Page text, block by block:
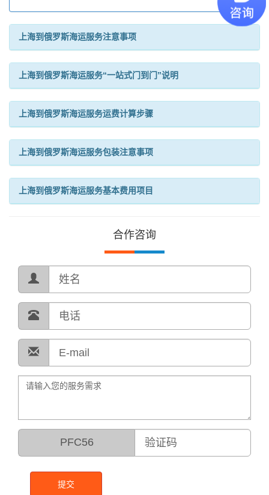
上海到俄罗斯海运服务注意事项
上海到俄罗斯海运服务“一站式门到门”说明
上海到俄罗斯海运服务运费计算步骤
上海到俄罗斯海运服务包装注意事项
上海到俄罗斯海运服务基本费用项目
合作咨询
PFC56
提交